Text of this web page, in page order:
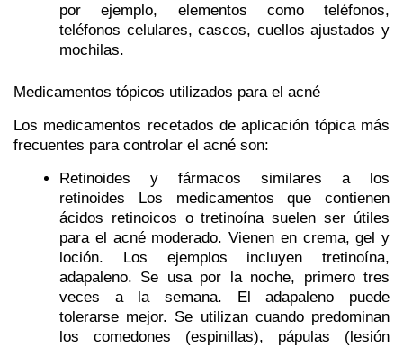
por ejemplo, elementos como teléfonos,
teléfonos celulares, cascos, cuellos ajustados y
mochilas.
Medicamentos tópicos utilizados para el acné
Los medicamentos recetados de aplicación tópica más
frecuentes para controlar el acné son:
Retinoides y fármacos similares a los
retinoides Los medicamentos que contienen
ácidos retinoicos o tretinoína suelen ser útiles
para el acné moderado. Vienen en crema, gel y
loción. Los ejemplos incluyen tretinoína,
adapaleno. Se usa por la noche, primero tres
veces a la semana. El adapaleno puede
tolerarse mejor. Se utilizan cuando predominan
los comedones (espinillas), pápulas (lesión